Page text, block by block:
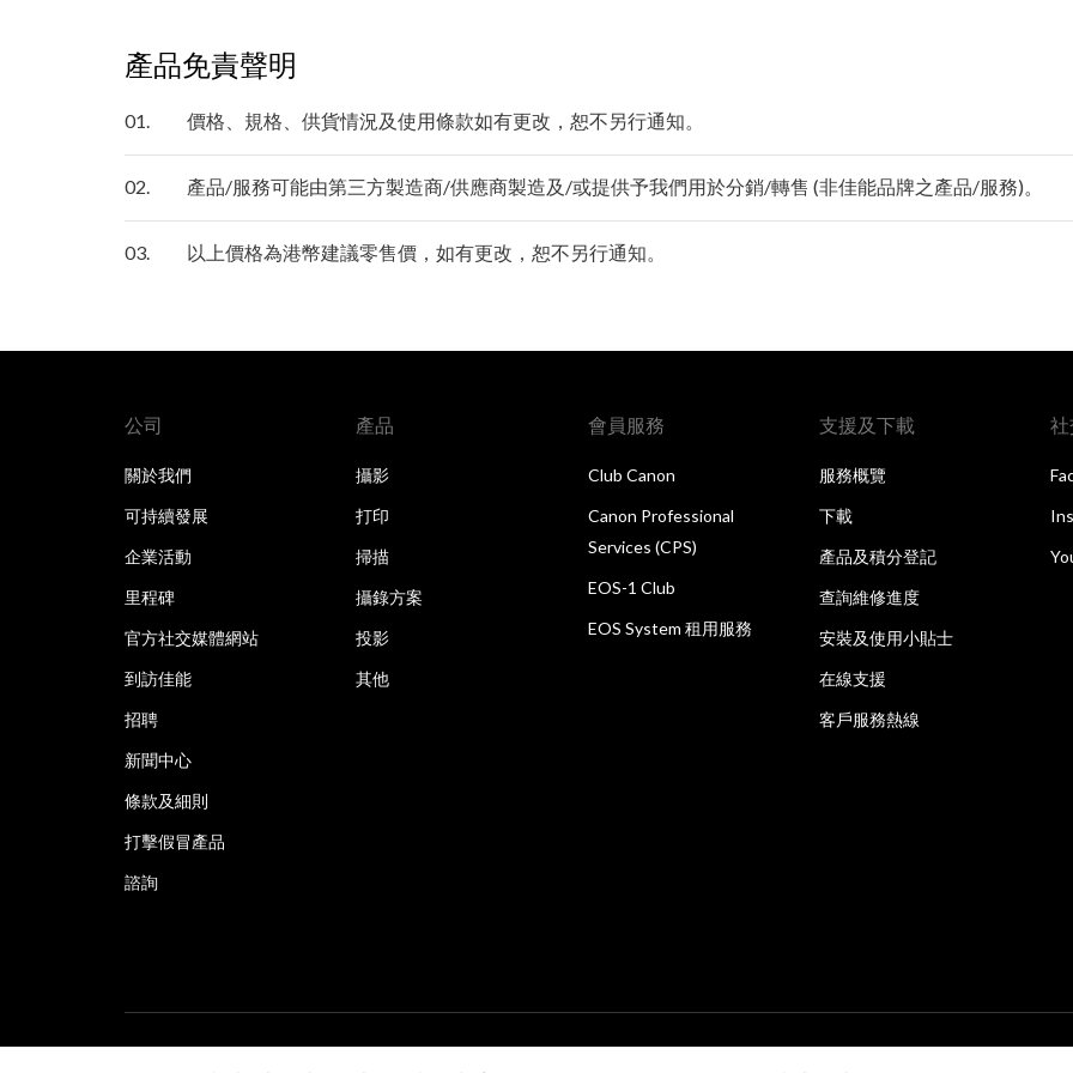
產品免責聲明
01. 價格、規格、供貨情況及使用條款如有更改，恕不另行通知。
02. 產品/服務可能由第三方製造商/供應商製造及/或提供予我們用於分銷/轉售 (非佳能品牌之產品/服務)。
03. 以上價格為港幣建議零售價，如有更改，恕不另行通知。
公司
關於我們
可持續發展
企業活動
里程碑
官方社交媒體網站
到訪佳能
招聘
新聞中心
條款及細則
打擊假冒產品
諮詢
產品
攝影
打印
掃描
攝錄方案
投影
其他
會員服務
Club Canon
Canon Professional
Services (CPS)
EOS-1 Club
EOS System 租用服務
支援及下載
服務概覽
下載
產品及積分登記
查詢維修進度
安裝及使用小貼士
在線支援
客戶服務熱線